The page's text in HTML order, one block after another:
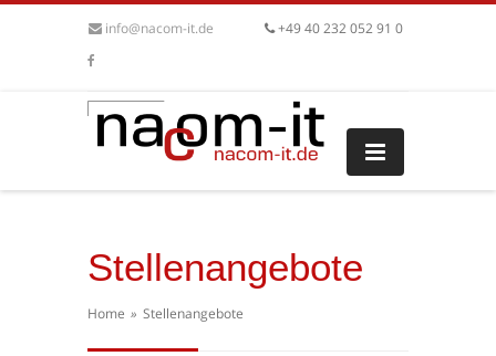
info@nacom-it.de +49 40 232 052 91 0
Stellenangebote
Home » Stellenangebote